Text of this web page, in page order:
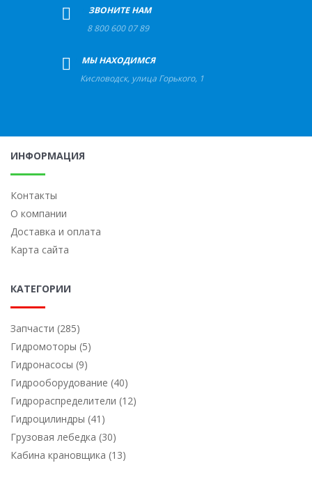
ЗВОНИТЕ НАМ
8 800 600 07 89
МЫ НАХОДИМСЯ
Кисловодск, улица Горького, 1
ИНФОРМАЦИЯ
Контакты
О компании
Доставка и оплата
Карта сайта
КАТЕГОРИИ
Запчасти (285)
Гидромоторы (5)
Гидронасосы (9)
Гидрооборудование (40)
Гидрораспределители (12)
Гидроцилиндры (41)
Грузовая лебедка (30)
Кабина крановщика (13)